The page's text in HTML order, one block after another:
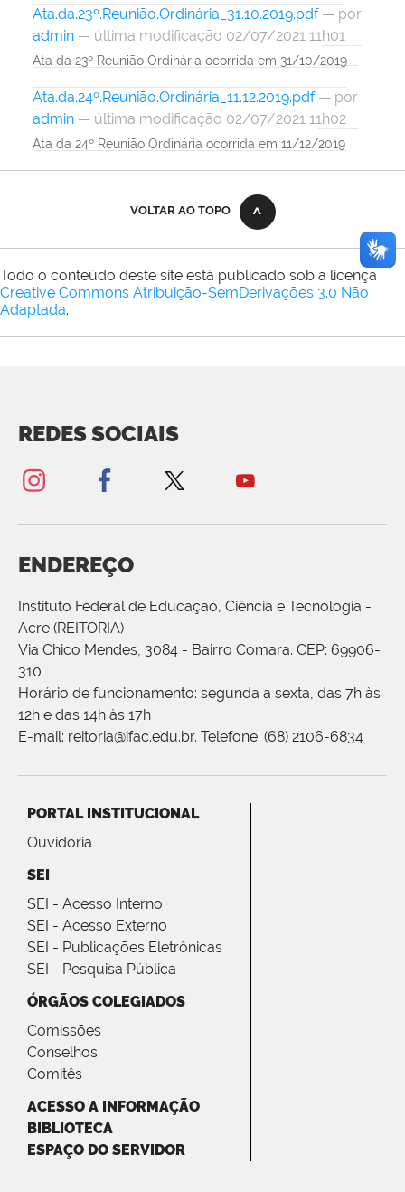
Ata.da.23º.Reunião.Ordinária_31.10.2019.pdf — por
admin — última modificação 02/07/2021 11h01
Ata da 23º Reunião Ordinária ocorrida em 31/10/2019
Ata.da.24º.Reunião.Ordinária_11.12.2019.pdf — por
admin — última modificação 02/07/2021 11h02
Ata da 24º Reunião Ordinária ocorrida em 11/12/2019
VOLTAR AO TOPO
Todo o conteúdo deste site está publicado sob a licença
Creative Commons Atribuição-SemDerivações 3.0 Não
Adaptada.
REDES SOCIAIS
ENDEREÇO
Instituto Federal de Educação, Ciência e Tecnologia -
Acre (REITORIA)
Via Chico Mendes, 3084 - Bairro Comara. CEP: 69906-
310
Horário de funcionamento: segunda a sexta, das 7h às
12h e das 14h às 17h
E-mail: reitoria@ifac.edu.br. Telefone: (68) 2106-6834
PORTAL INSTITUCIONAL
Ouvidoria
SEI
SEI - Acesso Interno
SEI - Acesso Externo
SEI - Publicações Eletrônicas
SEI - Pesquisa Pública
ÓRGÃOS COLEGIADOS
Comissões
Conselhos
Comitês
ACESSO A INFORMAÇÃO
BIBLIOTECA
ESPAÇO DO SERVIDOR